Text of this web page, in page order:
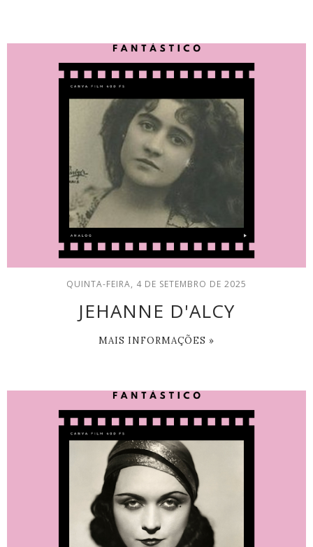
QUINTA-FEIRA, 4 DE SETEMBRO DE 2025
JEHANNE D'ALCY
MAIS INFORMAÇÕES »